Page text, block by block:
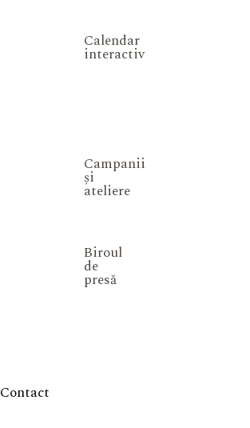
Calendar
interactiv
Campanii
și
ateliere
Biroul
de
presă
Contact